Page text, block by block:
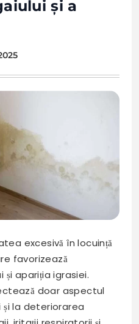
și a
excesivă în locuință
favorizează
apariția igrasiei.
doar aspectul
la deteriorarea